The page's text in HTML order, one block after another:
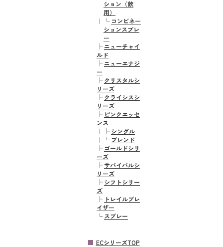
ション（飲
用）
｜
└ コンビネー
ションスプレ
ー
├ ニューチャイ
ルド
├ ニューエナジ
ー
├ クリスタルシ
リーズ
├ クライシスシ
リーズ
├ ピンクエッセ
ンス
｜
├ シングル
｜
└ブレンド
├ ゴールドシリ
ーズ
├サバイバルシ
リーズ
├ シフトシリー
ズ
├ トレイルブレ
イザー
└スプレー
ECシリーズTOP